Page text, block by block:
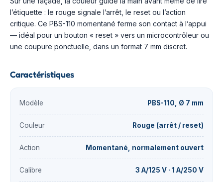
l’étiquette : le rouge signale l’arrêt, le reset ou l’action
critique. Ce PBS-110 momentané ferme son contact à l’appui
— idéal pour un bouton « reset » vers un microcontrôleur ou
une coupure ponctuelle, dans un format 7 mm discret.
Caractéristiques
Modèle PBS-110, Ø 7 mm
Couleur Rouge (arrêt / reset)
Action Momentané, normalement ouvert
Calibre 3 A/125 V · 1 A/250 V